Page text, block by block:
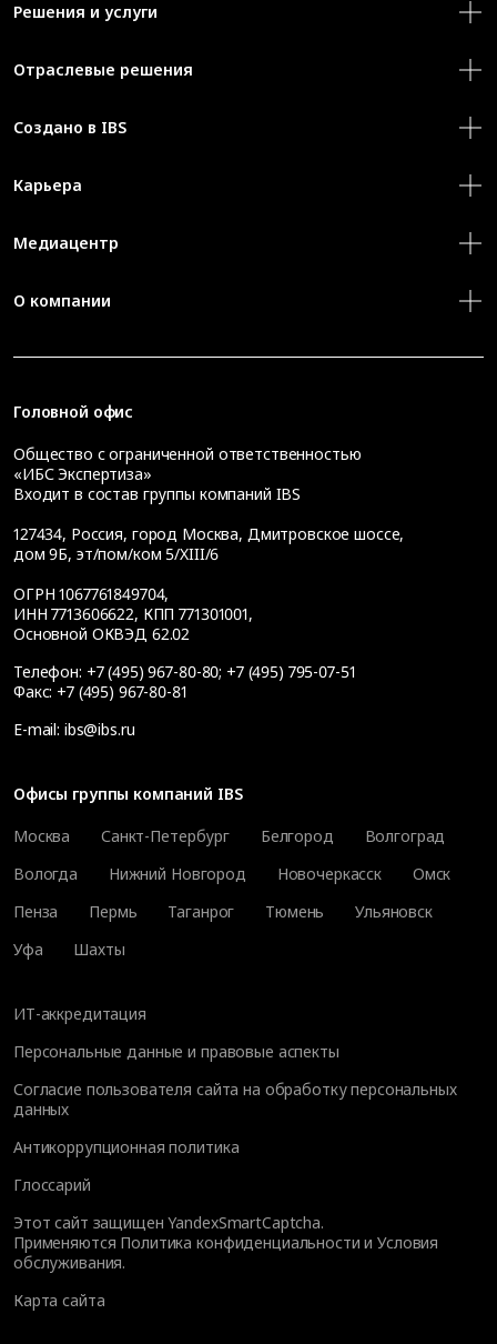
Решения и услуги
Отраслевые решения
Создано в IBS
Карьера
Медиацентр
О компании
Головной офис
Общество с ограниченной ответственностью
«ИБС Экспертиза»
Входит в состав группы компаний IBS
127434, Россия, город Москва, Дмитровское шоссе,
дом 9Б, эт/пом/ком 5/XIII/6
ОГРН 1067761849704,
ИНН 7713606622, КПП 771301001,
Основной ОКВЭД 62.02
Телефон: +7 (495) 967-80-80; +7 (495) 795-07-51
Факс: +7 (495) 967-80-81
E-mail: ibs@ibs.ru
Офисы группы компаний IBS
Москва
Санкт-Петербург Белгород
Волгоград
Вологда
Нижний Новгород Новочеркасск
Омск
Пенза
Пермь Таганрог Тюмень
Ульяновск
Уфа
Шахты
ИТ-аккредитация
Персональные данные и правовые аспекты
Согласие пользователя сайта на обработку персональных
данных
Антикоррупционная политика
Глоссарий
Этот сайт защищен YandexSmartCaptcha.
Применяются Политика конфиденциальности иУсловия
обслуживания.
Карта сайта